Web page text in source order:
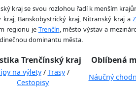
kraj se svou rozlohou řadí k menším
kraj, Banskobystrický kraj, Nitranský kraj a
regionu je Trenčín , město výstav a
dominantu města.
Trenčínský kraj Oblíbená
na výlety/ Trasy/
Cestopisy
Náučný